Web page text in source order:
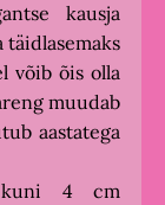
kausja
täidlasemaks
võib õis olla
muudab
aastatega
kuni 4 cm